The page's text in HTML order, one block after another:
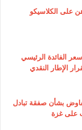
على الكلاسيكو
الفائدة الرئيسي
الإطار النقدي
بشأن صفقة تبادل
على غزة